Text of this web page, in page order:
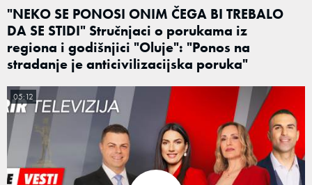
"NEKO SE PONOSI ONIM ČEGA BI TREBALO
DA SE STIDI" Stručnjaci o porukama iz
regiona i godišnjici "Oluje": "Ponos na
stradanje je anticivilizacijska poruka"
05:12